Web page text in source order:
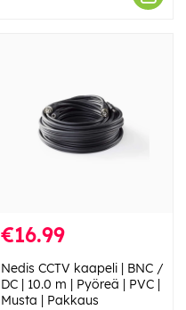
€16.99
Nedis CCTV kaapeli | BNC /
DC | 10.0 m | Pyöreä | PVC |
Musta | Pakkaus